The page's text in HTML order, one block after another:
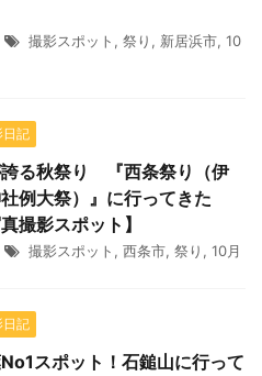
撮影スポット , 祭り , 新居浜市, 10
日記
誇る秋祭り 『西条祭り（伊
例大祭）』に行ってきた
撮影スポット】
撮影スポット , 西条市, 祭り , 10月
日記
スポット！石鎚山に行って